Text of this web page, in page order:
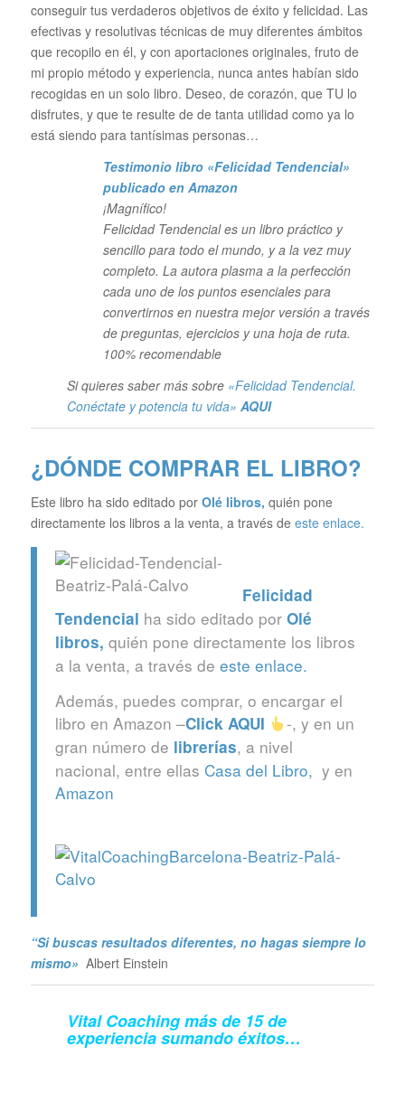
conseguir tus verdaderos objetivos de éxito y felicidad. Las
efectivas y resolutivas técnicas de muy diferentes ámbitos
que recopilo en él, y con aportaciones originales, fruto de
mi propio método y experiencia, nunca antes habían sido
recogidas en un solo libro. Deseo, de corazón, que TU lo
disfrutes, y que te resulte de de tanta utilidad como ya lo
está siendo para tantísimas personas…
Testimonio libro «Felicidad Tendencial»
publicado en Amazon
¡Magnífico!
Felicidad Tendencial es un libro práctico y
sencillo para todo el mundo, y a la vez muy
completo. La autora plasma a la perfección
cada uno de los puntos esenciales para
convertirnos en nuestra mejor versión a través
de preguntas, ejercicios y una hoja de ruta.
100% recomendable
Si quieres saber más sobre «Felicidad Tendencial.
Conéctate y potencia tu vida» AQUI
¿DÓNDE COMPRAR EL LIBRO?
Este libro ha sido editado por Olé libros, quién pone
directamente los libros a la venta, a través de este enlace.
Felicidad
Tendencial ha sido editado por Olé
libros, quién pone directamente los libros
a la venta, a través de este enlace.
Además, puedes comprar, o encargar el
libro en Amazon –Click AQUI
-, y en un
gran número de librerías, a nivel
nacional, entre ellas Casa del Libro, y en
Amazon
“Si buscas resultados diferentes, no hagas siempre lo
mismo» Albert Einstein
Vital Coaching más de 15 de
experiencia sumando éxitos…